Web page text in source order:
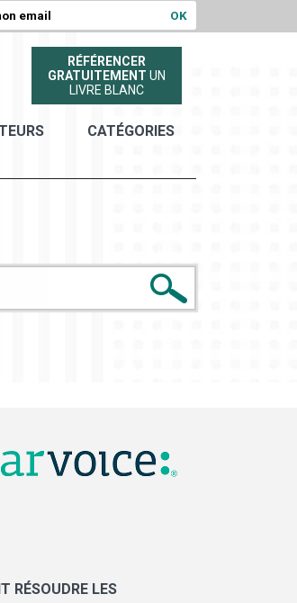
RÉFÉRENCER
GRATUITEMENT UN
LIVRE BLANC
CATÉGORIES
RÉSOUDRE LES